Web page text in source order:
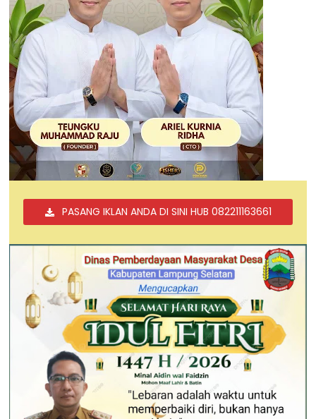
PASANG IKLAN ANDA DI SINI HUB 082211163661